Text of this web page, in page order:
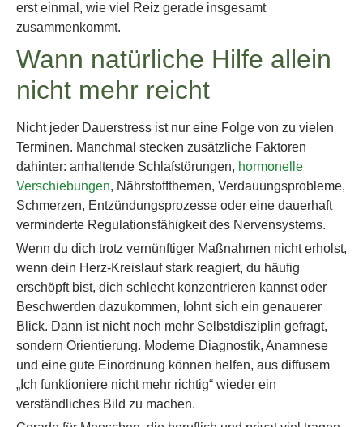
erst einmal, wie viel Reiz gerade insgesamt
zusammenkommt.
Wann natürliche Hilfe allein
nicht mehr reicht
Nicht jeder Dauerstress ist nur eine Folge von zu vielen
Terminen. Manchmal stecken zusätzliche Faktoren
dahinter: anhaltende Schlafstörungen, hormonelle
Verschiebungen, Nährstoffthemen, Verdauungsprobleme,
Schmerzen, Entzündungsprozesse oder eine dauerhaft
verminderte Regulationsfähigkeit des Nervensystems.
Wenn du dich trotz vernünftiger Maßnahmen nicht erholst,
wenn dein Herz-Kreislauf stark reagiert, du häufig
erschöpft bist, dich schlecht konzentrieren kannst oder
Beschwerden dazukommen, lohnt sich ein genauerer
Blick. Dann ist nicht noch mehr Selbstdisziplin gefragt,
sondern Orientierung. Moderne Diagnostik, Anamnese
und eine gute Einordnung können helfen, aus diffusem
„Ich funktioniere nicht mehr richtig“ wieder ein
verständliches Bild zu machen.